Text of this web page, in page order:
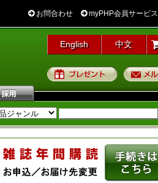
お問合わせ myPHP会員サービス
English 中文
プレゼント